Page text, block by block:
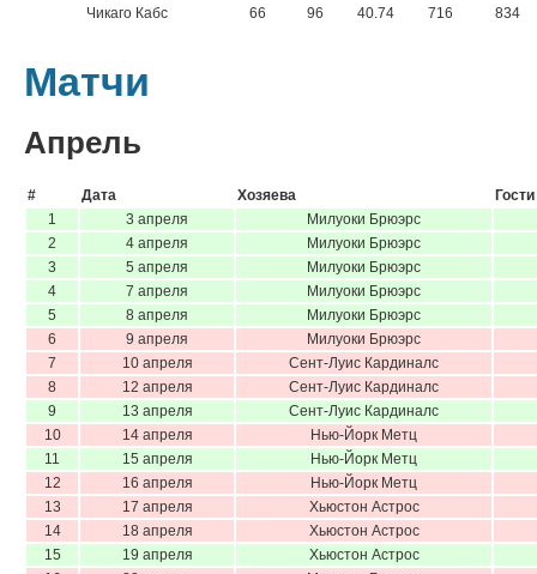
Чикаго Кабс
66 96 40.74 716 834
Матчи
Апрель
# Дата Хозяева
Гости
1
3 апреля
Милуоки Брюэрс
2
4 апреля
Милуоки Брюэрс
3
5 апреля
Милуоки Брюэрс
4
7 апреля
Милуоки Брюэрс
5
8 апреля
Милуоки Брюэрс
6
9 апреля
Милуоки Брюэрс
7
10 апреля
Сент-Луис Кардиналс
8
12 апреля
Сент-Луис Кардиналс
9
13 апреля
Сент-Луис Кардиналс
10
14 апреля
Нью-Йорк Метц
11
15 апреля
Нью-Йорк Метц
12
16 апреля
Нью-Йорк Метц
13
17 апреля
Хьюстон Астрос
14
18 апреля
Хьюстон Астрос
15
19 апреля
Хьюстон Астрос